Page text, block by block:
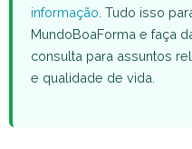
informação . Tudo isso
MundoBoaForma e faça
consulta para assuntos
e qualidade de vida.